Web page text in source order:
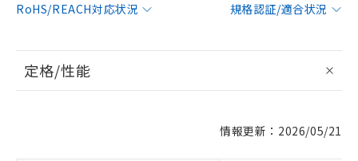
RoHS/REACH対応状況
規格認証/適合状況
定格/性能
情報更新：2026/05/21